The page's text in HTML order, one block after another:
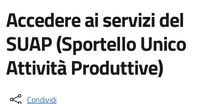
Accedere ai servizi del
SUAP (Sportello Unico
Attività Produttive)
Condividi